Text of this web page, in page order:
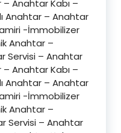
– Anahtar Kabı –
Anahtar – Anahtar
-İmmobilizer
Anahtar –
Servisi – Anahtar
– Anahtar Kabı –
Anahtar – Anahtar
-İmmobilizer
Anahtar –
Servisi – Anahtar